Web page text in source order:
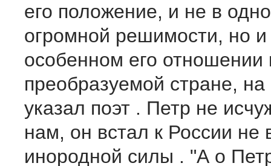
его положение, и не в
огромной решимости, но и
особенном его отношении
преобразуемой стране, на
указал поэт . Петр не
нам, он встал к России не
инородной силы . "А о